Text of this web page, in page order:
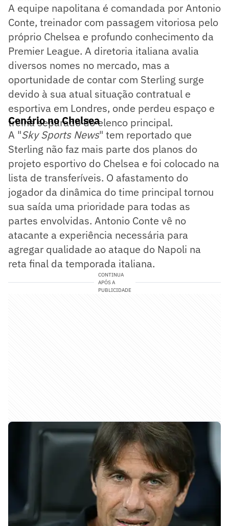
A equipe napolitana é comandada por Antonio
Conte, treinador com passagem vitoriosa pelo
próprio Chelsea e profundo conhecimento da
Premier League. A diretoria italiana avalia
diversos nomes no mercado, mas a
oportunidade de contar com Sterling surge
devido à sua atual situação contratual e
esportiva em Londres, onde perdeu espaço e
treina separado do elenco principal.
Cenário no Chelsea
A "Sky Sports News" tem reportado que
Sterling não faz mais parte dos planos do
projeto esportivo do Chelsea e foi colocado na
lista de transferíveis. O afastamento do
jogador da dinâmica do time principal tornou
sua saída uma prioridade para todas as
partes envolvidas. Antonio Conte vê no
atacante a experiência necessária para
agregar qualidade ao ataque do Napoli na
reta final da temporada italiana.
CONTINUA
APÓS A
PUBLICIDADE